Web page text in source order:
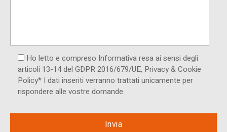
Ho letto e compreso Informativa resa ai ​sensi degli
articoli 13-14 del GDPR 2016/679/UE, Privacy & Cookie
Policy* I dati inseriti verranno trattati unicamente per
rispondere alle vostre domande.